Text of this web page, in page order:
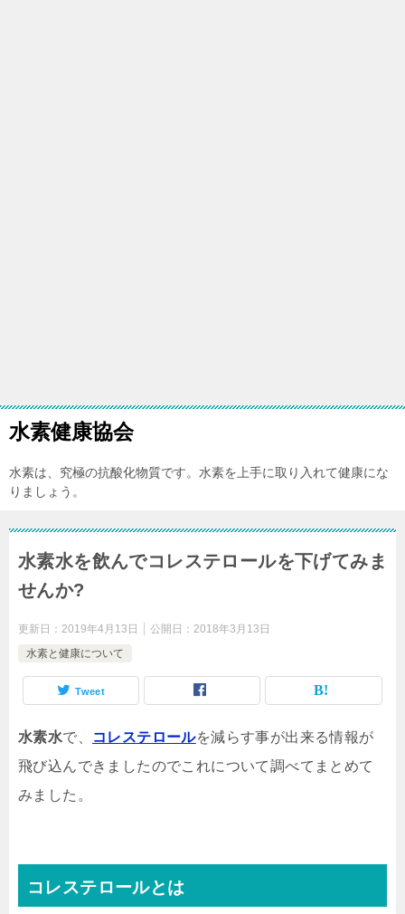
水素健康協会
水素は、究極の抗酸化物質です。水素を上手に取り入れて健康にな
りましょう。
水素水を飲んでコレステロールを下げてみま
せんか?
更新日： 2019年4月13日 公開日： 2018年3月13日
水素と健康について
Tweet
水素水で、 コレステロールを減らす事が出来る情報が
飛び込んできましたのでこれについて調べてまとめて
みました。
コレステロールとは